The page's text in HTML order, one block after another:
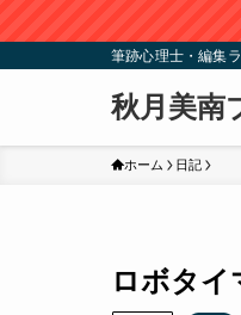
筆跡心理士・編集
秋月美南
ホーム 日記
ロボタイ